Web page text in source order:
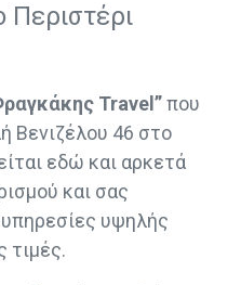
Περιστέρι
Travel”που
Βενιζέλου 46 στο
εδώ και αρκετά
και σας
υψηλής
τιμές.